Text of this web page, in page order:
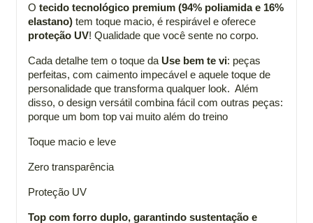
O tecido tecnológico premium (94% poliamida e 16%
elastano) tem toque macio, é respirável e oferece
proteção UV! Qualidade que você sente no corpo.
Cada detalhe tem o toque da Use bem te vi: peças
perfeitas, com caimento impecável e aquele toque de
personalidade que transforma qualquer look. Além
disso, o design versátil combina fácil com outras peças:
porque um bom top vai muito além do treino
Toque macio e leve
Zero transparência
Proteção UV
Top com forro duplo, garantindo sustentação e